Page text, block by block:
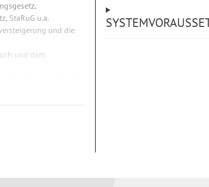
StaRuG u.a.
und die
und dem
V